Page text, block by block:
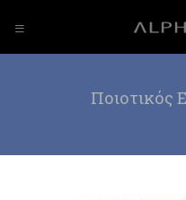
Ποιοτικός